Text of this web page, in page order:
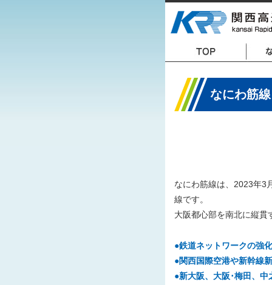
なにわ筋
なにわ筋線は、2023年3
線です。
大阪都心部を南北に縦貫
●鉄道ネットワークの強化
●関西国際空港や新幹線
●新大阪、大阪･梅田、